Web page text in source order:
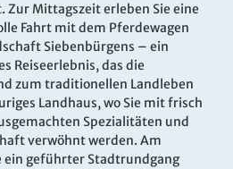
Mittagszeit erleben Sie eine
Fahrt mit dem Pferdewagen
Siebenbürgens – ein
Reiseerlebnis, das die
zum traditionellen Landleben
Landhaus, wo Sie mit frisch
Spezialitäten und
verwöhnt werden. Am
ein geführter Stadtrundgang